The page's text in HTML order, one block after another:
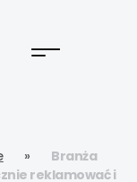
»
Branża
reklamować i